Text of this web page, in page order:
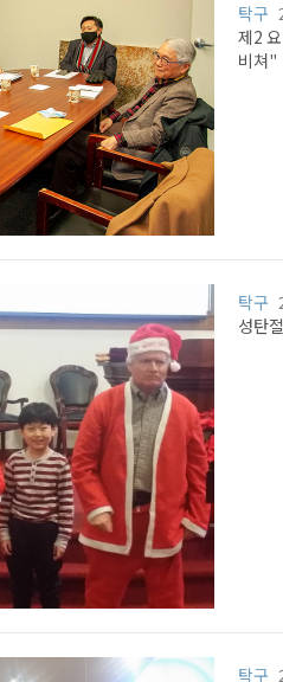
탁구
제2
비쳐"
탁구
성탄
탁구